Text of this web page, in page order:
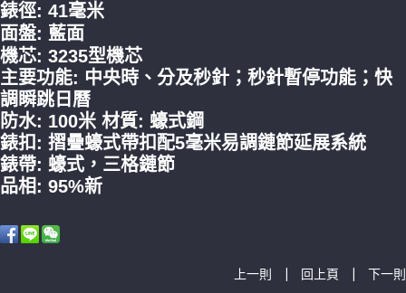
錶徑: 41毫米
面盤: 藍面
機芯: 3235型機芯
主要功能: 中央時、分及秒針；秒針暫停功能；快
調瞬跳日曆
防水: 100米 材質: 蠔式鋼
錶扣: 摺疊蠔式帶扣配5毫米易調鏈節延展系統
錶帶: 蠔式，三格鏈節
品相: 95%新
上一則 | 回上頁 | 下一則